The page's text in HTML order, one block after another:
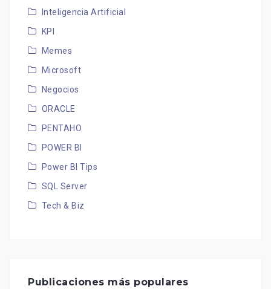
Inteligencia Artificial
KPI
Memes
Microsoft
Negocios
ORACLE
PENTAHO
POWER BI
Power BI Tips
SQL Server
Tech & Biz
Publicaciones más populares